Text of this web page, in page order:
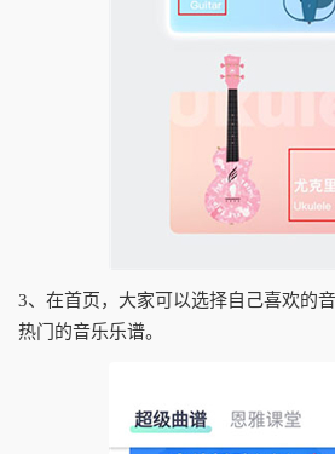
3、在首页，大家可以选择自己喜欢的
热门的音乐乐谱。